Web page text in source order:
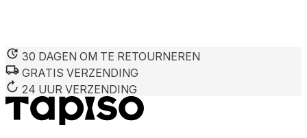
30 DAGEN OM TE RETOURNEREN
GRATIS VERZENDING
24 UUR VERZENDING
We gebruiken cookies om inhoud en advertenties te
deze informatie combineren met andere gegevens die u
diensten.